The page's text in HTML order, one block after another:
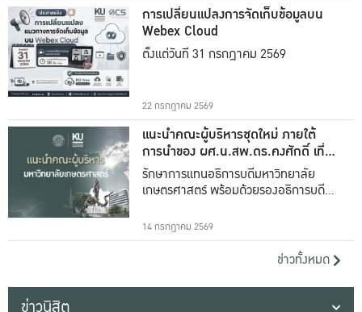
การเปลี่ยนแปลงการจัดเก็บข้อมูลบน
Webex Cloud
ตั้งแต่วันที่ 31 กรกฎาคม 2569
22 กรกฎาคม 2569
แนะนำคณะผู้บริหารชุดใหม่ ภายใต้
การนำของ ผศ.น.สพ.ดร.คงศักดิ์ เที่ยง
ธรรม
รักษาการแทนอธิการบดีมหาวิทยาลัย
เกษตรศาสตร์ พร้อมด้วยรองอธิการบดีทั้ง
14 กรกฎาคม 2569
ข่าวทั้งหมด